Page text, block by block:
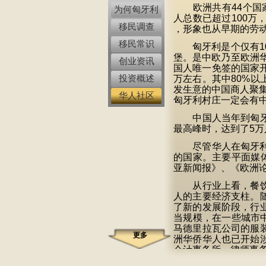
欧洲共有44个国家
人总数已超过100万
，形象也从早期的劳
匈牙利是个仅有
堡。是中欧乃至欧洲
国人唯一免签的国家
万左右。其中80%以
发生意的中国商人聚
匈牙利村庄一定会有
中国人当年到匈牙
最高峰时，达到了5
尽管华人在匈牙利
的国家。主要平面媒
亚新闻报》、《欧洲
从行业上看，餐饮
人的主要经济支柱。
了新的发展阶段，行
当规模，在一些城市
马德里拉瓦公司的服
洲华侨华人也已开始
会计事务所、律师事
更多
为何匈牙利
移民调查
移民常识
创业资讯
投资概述
华人社区